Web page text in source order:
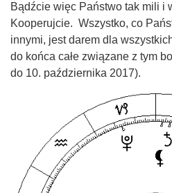
Bądźcie więc Państwo tak mili i
Kooperujcie. Wszystko, co
innymi, jest darem dla
do końca całe związane z tym
do 10. października 2017).